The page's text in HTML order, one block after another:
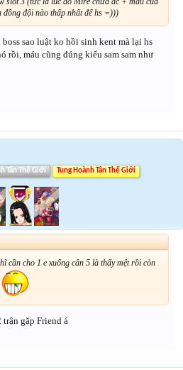
đồng đội nào thấp nhất để hs =)))
sao luật ko hồi sinh kent mà lại hs
rồi, máu cũng đúng kiểu sam sam như
Tân Thế Giới Tung Hoành Tân Thế Giới
cần cho 1 e xuống cân 5 là thấy mệt rồi còn
trận gặp Friend á